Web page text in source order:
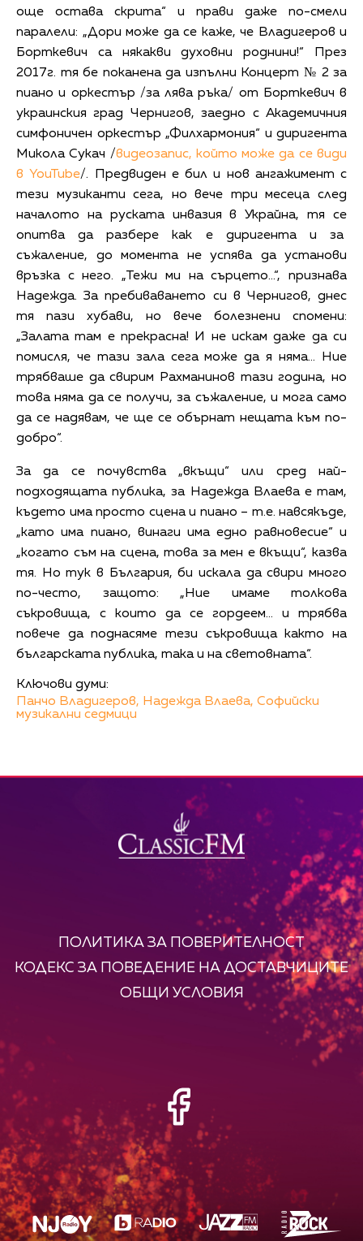
още остава скрита“ и прави даже по-смели
паралели: „Дори може да се каже, че Владигеров и
Борткевич са някакви духовни роднини!“ През
2017г. тя бе поканена да изпълни Концерт № 2 за
пиано и оркестър /за лява ръка/ от Борткевич в
украинския град Чернигов, заедно с Академичния
симфоничен оркестър „Филхармония“ и диригента
Микола Сукач /видеозапис, който може да се види
в YouTube/. Предвиден е бил и нов ангажимент с
тези музиканти сега, но вече три месеца след
началото на руската инвазия в Украйна, тя се
опитва да разбере как е диригента и за
съжаление, до момента не успява да установи
връзка с него. „Тежи ми на сърцето…“, признава
Надежда. За пребиваването си в Чернигов, днес
тя пази хубави, но вече болезнени спомени:
„Залата там е прекрасна! И не искам даже да си
помисля, че тази зала сега може да я няма… Ние
трябваше да свирим Рахманинов тази година, но
това няма да се получи, за съжаление, и мога само
да се надявам, че ще се обърнат нещата към по-
добро“.
За да се почувства „вкъщи“ или сред най-
подходящата публика, за Надежда Влаева е там,
където има просто сцена и пиано – т.е. навсякъде,
„като има пиано, винаги има едно равновесие“ и
„когато съм на сцена, това за мен е вкъщи“, казва
тя. Но тук в България, би искала да свири много
по-често, защото: „Ние имаме толкова
съкровища, с които да се гордеем… и трябва
повече да поднасяме тези съкровища както на
българската публика, така и на световната“.
Ключови думи:
Панчо Владигеров, Надежда Влаева, Софийски
музикални седмици
ПОЛИТИКА ЗА ПОВЕРИТЕЛНОСТ
КОДЕКС ЗА ПОВЕДЕНИЕ НА ДОСТАВЧИЦИТЕ
ОБЩИ УСЛОВИЯ